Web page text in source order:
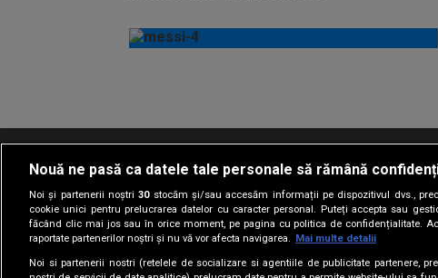
mai
mult
Termeni si conditii Politica de confidentialitate
Nouă ne pasă ca datele tale personale să rămână
Noi și partenerii noștri30stocăm și/sau accesăm informații pe dispozitivul dvs.,
cookie unici pentru prelucrarea datelor cu caracter personal. Puteți accepta sau
făcând clic mai jos sau în orice moment, pe pagina cu politica de confidențialitate.
raportate partenerilor noștri și nu vă vor afecta navigarea. Mai multe detalii
Noi si partenerii nostri (retelele de socializare si agentiile de publicitate partenere,